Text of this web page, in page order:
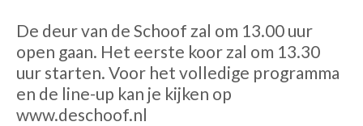
De deur van de Schoof zal om 13.00 uur
open gaan. Het eerste koor zal om 13.30
uur starten. Voor het volledige programma
en de line-up kan je kijken op
www.deschoof.nl